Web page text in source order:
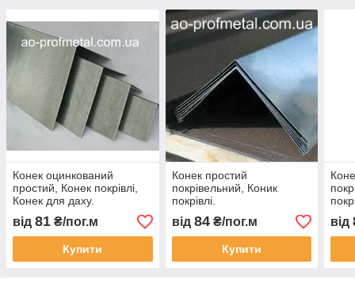
Конек оцинкований
простий, Конек покрівлі,
Конек для даху.
від 81 ₴/пог.м
Купити
Конек простий
покрівельний, Коник
покрівлі.
від 84₴/пог.м
Купити
від